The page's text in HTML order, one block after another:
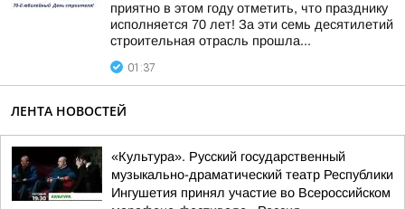
приятно в этом году отметить, что празднику
исполняется 70 лет! За эти семь десятилетий
строительная отрасль прошла...
01:37
ЛЕНТА НОВОСТЕЙ
«Культура». Русский государственный
музыкально-драматический театр Республики
Ингушетия принял участие во Всероссийском